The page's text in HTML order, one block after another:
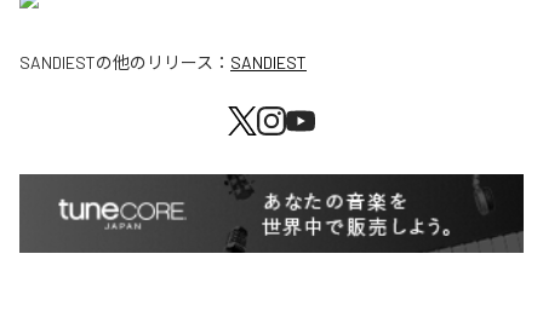
SANDIESTの他のリリース： SANDIEST